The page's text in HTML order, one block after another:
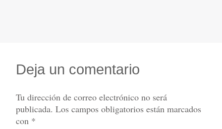
Deja un comentario
Tu dirección de correo electrónico no será
publicada. Los campos obligatorios están marcados
con *